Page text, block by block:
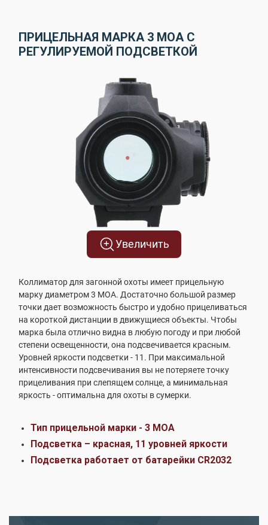
Увеличить
ПРИЦЕЛЬНАЯ МАРКА 3 МОА С
РЕГУЛИРУЕМОЙ ПОДСВЕТКОЙ
Коллиматор для загонной охоты имеет прицельную
марку диаметром 3 МОА. Достаточно большой размер
точки дает возможность быстро и удобно прицеливаться
на короткой дистанции в движущиеся объекты. Чтобы
марка была отлично видна в любую погоду и при любой
степени освещенности, она подсвечивается красным.
Уровней яркости подсветки - 11. При максимальной
интенсивности подсвечивания вы не потеряете точку
прицеливания при слепящем солнце, а минимальная
яркость - оптимальна для охоты в сумерки.
Тип прицельной марки - 3 МОА
Подсветка – красная, 11 уровней яркости
Подсветка работает от батарейки CR2032